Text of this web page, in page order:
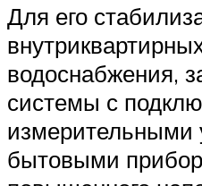
Для его
водоснабжения,
системы с
измерительными
бытовыми